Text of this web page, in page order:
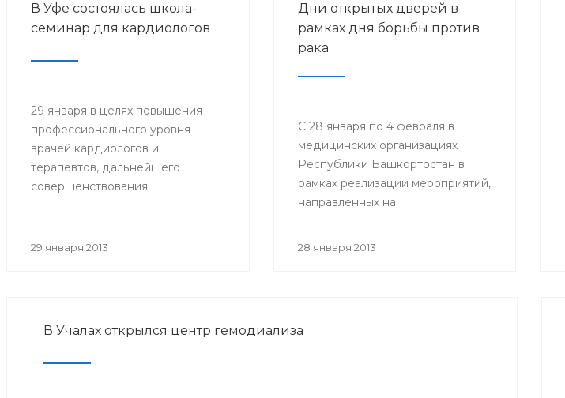
В Уфе состоялась школа-
семинар для кардиологов
29 января в целях повышения
профессионального уровня
врачей кардиологов и
терапевтов, дальнейшего
совершенствования
Школа-семинар «Новости
29 января 2013
Дни открытых дверей в
рамках дня борьбы против
рака
С 28 января по 4 февраля в
медицинских организациях
Республики Башкортостан в
рамках реализации мероприятий,
направленных на
«Международного союза по
28 января 2013
В Учалах открылся центр гемодиализа